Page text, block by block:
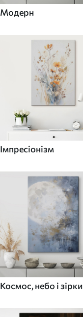
Модерн
Імпресіонізм
Космос, небо і зірки